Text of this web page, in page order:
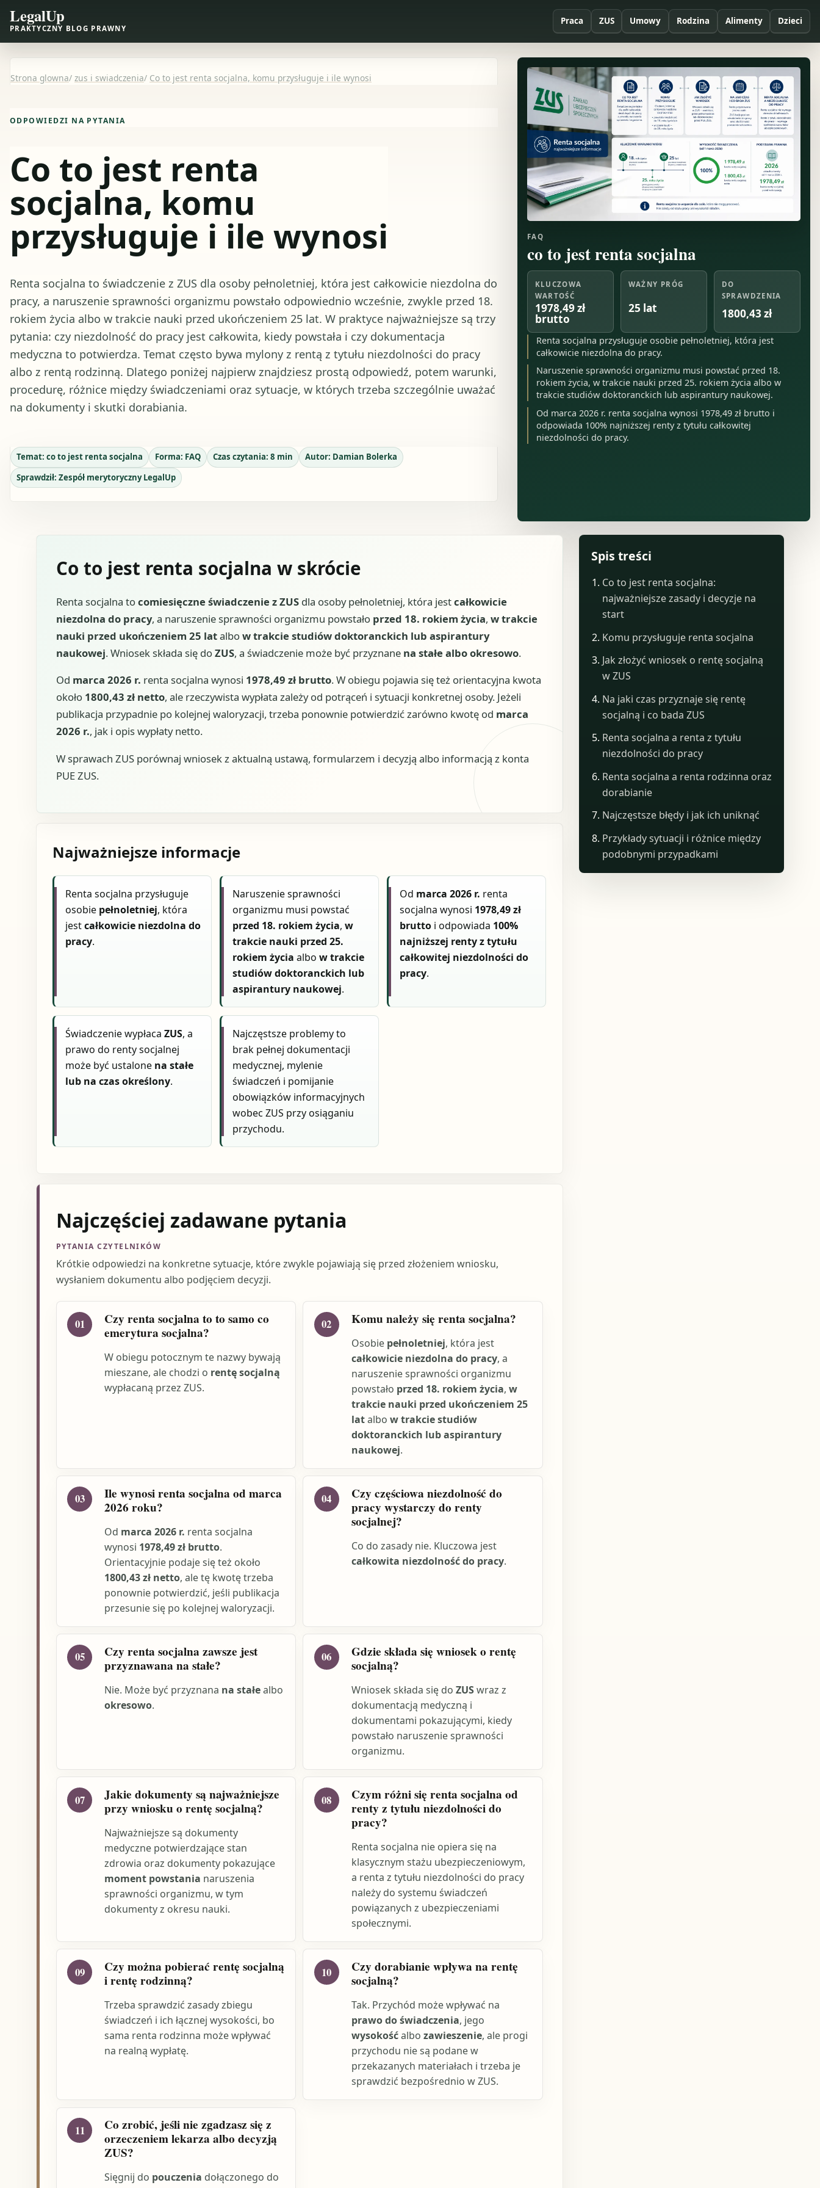
LegalUp
PRAKTYCZNY BLOG PRAWNY
Praca ZUS Umowy Rodzina Alimenty Dzieci
Strona glowna/ zus i swiadczenia/ Co to jest renta socjalna, komu przysługuje i ile wynosi
ODPOWIEDZI NA PYTANIA
Co to jest renta
socjalna, komu
przysługuje i ile wynosi
Renta socjalna to świadczenie z ZUS dla osoby pełnoletniej, która jest całkowicie niezdolna do
pracy, a naruszenie sprawności organizmu powstało odpowiednio wcześnie, zwykle przed 18.
rokiem życia albo w trakcie nauki przed ukończeniem 25 lat. W praktyce najważniejsze są trzy
pytania: czy niezdolność do pracy jest całkowita, kiedy powstała i czy dokumentacja
medyczna to potwierdza. Temat często bywa mylony z rentą z tytułu niezdolności do pracy
albo z rentą rodzinną. Dlatego poniżej najpierw znajdziesz prostą odpowiedź, potem warunki,
procedurę, różnice między świadczeniami oraz sytuacje, w których trzeba szczególnie uważać
na dokumenty i skutki dorabiania.
Temat: co to jest renta socjalna Forma: FAQ Czas czytania: 8 min Autor: Damian Bolerka
Sprawdził: Zespół merytoryczny LegalUp
FAQ
co to jest renta socjalna
KLUCZOWA
WARTOŚĆ
1978,49 zł
brutto
WAŻNY PRÓG
25 lat
DO
SPRAWDZENIA
1800,43 zł
Renta socjalna przysługuje osobie pełnoletniej, która jest
całkowicie niezdolna do pracy.
Naruszenie sprawności organizmu musi powstać przed 18.
rokiem życia, w trakcie nauki przed 25. rokiem życia albo w
trakcie studiów doktoranckich lub aspirantury naukowej.
Od marca 2026 r. renta socjalna wynosi 1978,49 zł brutto i
odpowiada 100% najniższej renty z tytułu całkowitej
niezdolności do pracy.
Co to jest renta socjalna w skrócie
Renta socjalna tocomiesięczne świadczenie z ZUSdla osoby pełnoletniej, która jestcałkowicie
niezdolna do pracy, a naruszenie sprawności organizmu powstało przed 18. rokiem życia, w trakcie
nauki przed ukończeniem 25 latalbow trakcie studiów doktoranckich lub aspirantury
naukowej. Wniosek składa się doZUS, a świadczenie może być przyznane na stałe albo okresowo.
Od marca 2026 r. renta socjalna wynosi 1978,49 zł brutto. W obiegu pojawia się też orientacyjna kwota
około 1800,43 zł netto, ale rzeczywista wypłata zależy od potrąceń i sytuacji konkretnej osoby. Jeżeli
publikacja przypadnie po kolejnej waloryzacji, trzeba ponownie potwierdzić zarówno kwotę od marca
2026 r., jak i opis wypłaty netto.
W sprawach ZUS porównaj wniosek z aktualną ustawą, formularzem i decyzją albo informacją z konta
PUE ZUS.
Najważniejsze informacje
Renta socjalna przysługuje
osobie pełnoletniej, która
jestcałkowicie niezdolna do
pracy.
Naruszenie sprawności
organizmu musi powstać
przed 18. rokiem życia,w
trakcie nauki przed 25.
rokiem życia albow trakcie
studiów doktoranckich lub
aspirantury naukowej.
Od marca 2026 r. renta
socjalna wynosi 1978,49 zł
brutto i odpowiada 100%
najniższej renty z tytułu
całkowitej niezdolności do
pracy.
Świadczenie wypłacaZUS, a
prawo do renty socjalnej
może być ustalone na stałe
lub na czas określony.
Najczęstsze problemy to
brak pełnej dokumentacji
medycznej, mylenie
świadczeń i pomijanie
obowiązków informacyjnych
wobec ZUS przy osiąganiu
przychodu.
Najczęściej zadawane pytania
PYTANIA CZYTELNIKÓW
Krótkie odpowiedzi na konkretne sytuacje, które zwykle pojawiają się przed złożeniem wniosku,
wysłaniem dokumentu albo podjęciem decyzji.
01
Czy renta socjalna to to samo co
emerytura socjalna?
W obiegu potocznym te nazwy bywają
mieszane, ale chodzi o rentę socjalną
wypłacaną przez ZUS.
02 Komu należy się renta socjalna?
Osobie pełnoletniej, która jest
całkowicie niezdolna do pracy, a
naruszenie sprawności organizmu
powstało przed 18. rokiem życia, w
trakcie nauki przed ukończeniem 25
latalbo w trakcie studiów
doktoranckich lub aspirantury
naukowej.
03
Ile wynosi renta socjalna od marca
2026 roku?
Od marca 2026 r. renta socjalna
wynosi 1978,49 zł brutto.
Orientacyjnie podaje się też około
1800,43 zł netto, ale tę kwotę trzeba
ponownie potwierdzić, jeśli publikacja
przesunie się po kolejnej waloryzacji.
04
Czy częściowa niezdolność do
pracy wystarczy do renty
socjalnej?
Co do zasady nie. Kluczowa jest
całkowita niezdolność do pracy.
05
Czy renta socjalna zawsze jest
przyznawana na stałe?
Nie. Może być przyznana na stałealbo
okresowo.
06
Gdzie składa się wniosek o rentę
socjalną?
Wniosek składa się do ZUSwraz z
dokumentacją medyczną i
dokumentami pokazującymi, kiedy
powstało naruszenie sprawności
organizmu.
07
Jakie dokumenty są najważniejsze
przy wniosku o rentę socjalną?
Najważniejsze są dokumenty
medyczne potwierdzające stan
zdrowia oraz dokumenty pokazujące
moment powstania naruszenia
sprawności organizmu, w tym
dokumenty z okresu nauki.
08
Czym różni się renta socjalna od
renty z tytułu niezdolności do
pracy?
Renta socjalna nie opiera się na
klasycznym stażu ubezpieczeniowym,
a renta z tytułu niezdolności do pracy
należy do systemu świadczeń
powiązanych z ubezpieczeniami
społecznymi.
09
Czy można pobierać rentę socjalną
i rentę rodzinną?
Trzeba sprawdzić zasady zbiegu
świadczeń i ich łącznej wysokości, bo
sama renta rodzinna może wpływać
na realną wypłatę.
10
Czy dorabianie wpływa na rentę
socjalną?
Tak. Przychód może wpływać na
prawo do świadczenia, jego
wysokośćalbo zawieszenie, ale progi
przychodu nie są podane w
przekazanych materiałach i trzeba je
sprawdzić bezpośrednio w ZUS.
11
Co zrobić, jeśli nie zgadzasz się z
orzeczeniem lekarza albo decyzją
ZUS?
Sięgnij do pouczenia dołączonego do
Spis treści
Co to jest renta socjalna:
najważniejsze zasady i decyzje na
start
Komu przysługuje renta socjalna
Jak złożyć wniosek o rentę socjalną
w ZUS
Na jaki czas przyznaje się rentę
socjalną i co bada ZUS
Renta socjalna a renta z tytułu
niezdolności do pracy
Renta socjalna a renta rodzinna oraz
dorabianie
Najczęstsze błędy i jak ich uniknąć
Przykłady sytuacji i różnice między
podobnymi przypadkami